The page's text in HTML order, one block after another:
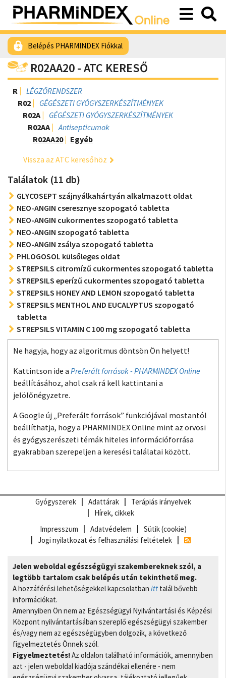
Belépés PHARMINDEX Fiókkal
R02AA20 - ATC KERESŐ
R
LÉGZŐRENDSZER
R02
GÉGÉSZETI GYÓGYSZERKÉSZÍTMÉNYEK
R02A
GÉGÉSZETI GYÓGYSZERKÉSZÍTMÉNYEK
R02AA
Antisepticumok
R02AA20
Egyéb
Vissza az ATC keresőhöz
Találatok (11 db)
GLYCOSEPT szájnyálkahártyán alkalmazott oldat
NEO-ANGIN cseresznye szopogató tabletta
NEO-ANGIN cukormentes szopogató tabletta
NEO-ANGIN szopogató tabletta
NEO-ANGIN zsálya szopogató tabletta
PHLOGOSOL külsőleges oldat
STREPSILS citromízű cukormentes szopogató tabletta
STREPSILS eperízű cukormentes szopogató tabletta
STREPSILS HONEY AND LEMON szopogató tabletta
STREPSILS MENTHOL AND EUCALYPTUS szopogató
tabletta
STREPSILS VITAMIN C 100 mg szopogató tabletta
Ne hagyja, hogy az algoritmus döntsön Ön helyett!
Kattintson ide a Preferált források - PHARMINDEX Online
beállításához, ahol csak rá kell kattintani a
jelölőnégyzetre.
A Google új „Preferált források” funkciójával mostantól
beállíthatja, hogy a PHARMINDEX Online mint az orvosi
és gyógyszerészeti témák hiteles információforrása
gyakrabban szerepeljen a keresési találatai között.
Gyógyszerek Adattárak
Terápiás irányelvek
Hírek, cikkek
Impresszum
Adatvédelem
Sütik (cookie)
Jogi nyilatkozat és felhasználási feltételek
Jelen weboldal egészségügyi szakembereknek szól, a
legtöbb tartalom csak belépés után tekinthető meg.
A hozzáférési lehetőségekkel kapcsolatban itt talál bővebb
információkat.
Amennyiben Ön nem az Egészségügyi Nyilvántartási és Képzési
Központ nyilvántartásában szereplő egészségügyi szakember
és/vagy nem az egészségügyben dolgozik, a következő
figyelmeztetés Önnek szól.
Figyelmeztetés!Az oldalon található információk, amennyiben
azt - jelen weboldal kiadója szándékai ellenére - nem